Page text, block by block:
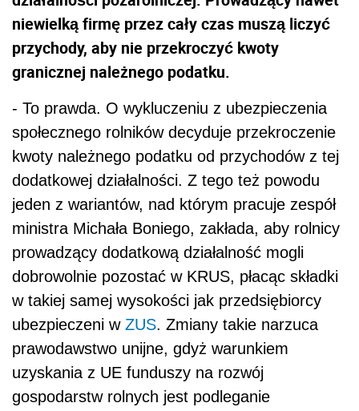
niewielką firmę przez cały czas muszą liczyć
przychody, aby nie przekroczyć kwoty
granicznej należnego podatku.
- To prawda. O wykluczeniu z ubezpieczenia
społecznego rolników decyduje przekroczenie
kwoty należnego podatku od przychodów z tej
dodatkowej działalności. Z tego też powodu
jeden z wariantów, nad którym pracuje zespół
ministra Michała Boniego, zakłada, aby rolnicy
prowadzący dodatkową działalność mogli
dobrowolnie pozostać w KRUS, płacąc składki
w takiej samej wysokości jak przedsiębiorcy
ubezpieczeni w ZUS. Zmiany takie narzuca
prawodawstwo unijne, gdyż warunkiem
uzyskania z UE funduszy na rozwój
gospodarstw rolnych jest podleganie